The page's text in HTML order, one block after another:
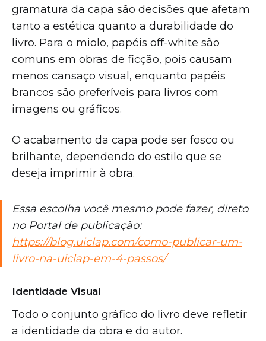
gramatura da capa são decisões que afetam
tanto a estética quanto a durabilidade do
livro. Para o miolo, papéis off-white são
comuns em obras de ficção, pois causam
menos cansaço visual, enquanto papéis
brancos são preferíveis para livros com
imagens ou gráficos.
O acabamento da capa pode ser fosco ou
brilhante, dependendo do estilo que se
deseja imprimir à obra.
Essa escolha você mesmo pode fazer, direto
no Portal de publicação:
https://blog.uiclap.com/como-publicar-um-
livro-na-uiclap-em-4-passos/
Identidade Visual
Todo o conjunto gráfico do livro deve refletir
a identidade da obra e do autor.